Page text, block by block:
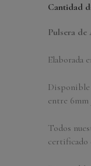
Cantidad
Pulsera de
Elaborada
Disponible
entre 6mm
Todos
certificado